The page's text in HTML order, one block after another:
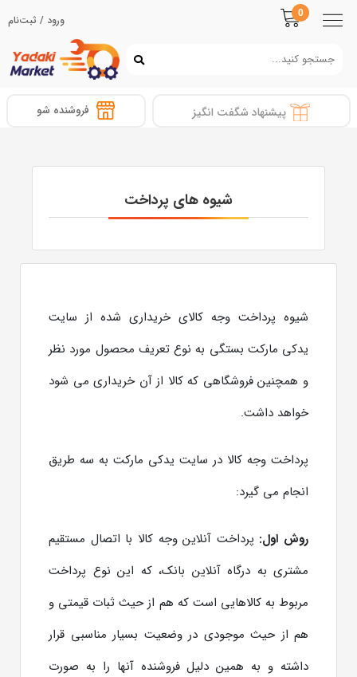
0 ورود / ثبت‌نام
پیشنهاد شگفت انگیز فروشنده شو
شیوه های پرداخت
شیوه پرداخت وجه کالای خریداری شده از سایت
یدکی مارکت بستگی به نوع تعریف محصول مورد نظر
و همچنین فروشگاهی که کالا از آن خریداری می شود
خواهد داشت.
پرداخت وجه کالا در سایت یدکی مارکت به سه طریق
انجام می گیرد:
روش اول: پرداخت آنلاین وجه کالا با اتصال مستقیم
مشتری به درگاه آنلاین بانک، که این نوع پرداخت
مربوط به کالاهایی است که هم از حیث ثبات قیمتی و
هم از حیث موجودی در وضعیت بسیار مناسبی قرار
داشته و به همین دلیل فروشنده آنها را به صورت